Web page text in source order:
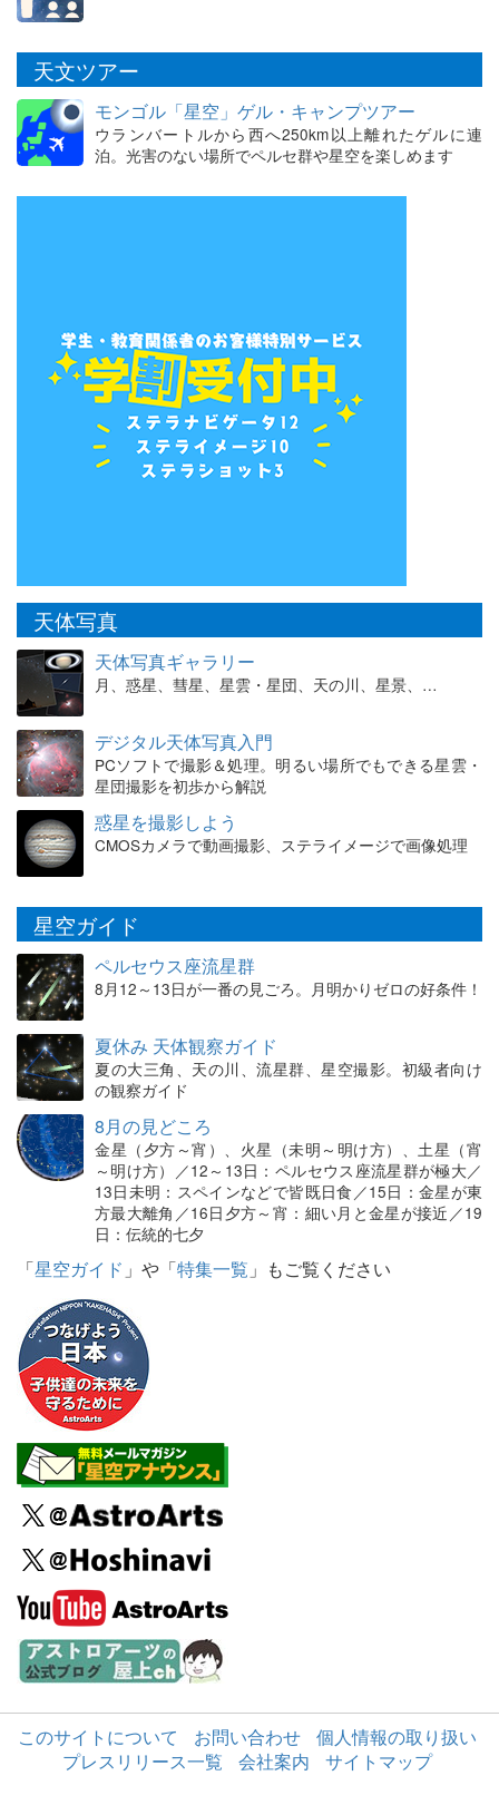
天文ツアー
モンゴル「星空」ゲル・キャンプツアー
ウランバートルから西へ250km以上離れたゲルに連
泊。光害のない場所でペルセ群や星空を楽しめます
天体写真
天体写真ギャラリー
月、惑星、彗星、星雲・星団、天の川、星景、…
デジタル天体写真入門
PCソフトで撮影＆処理。明るい場所でもできる星雲・
星団撮影を初歩から解説
惑星を撮影しよう
CMOSカメラで動画撮影、ステライメージで画像処理
星空ガイド
ペルセウス座流星群
8月12～13日が一番の見ごろ。月明かりゼロの好条件！
夏休み 天体観察ガイド
夏の大三角、天の川、流星群、星空撮影。初級者向け
の観察ガイド
8月の見どころ
金星（夕方～宵）、火星（未明～明け方）、土星（宵
～明け方）／12～13日：ペルセウス座流星群が極大／
13日未明：スペインなどで皆既日食／15日：金星が東
方最大離角／16日夕方～宵：細い月と金星が接近／19
日：伝統的七夕
「星空ガイド 」や「特集一覧 」もご覧ください
このサイトについて お問い合わせ
個人情報の取り扱い
プレスリリース一覧
会社案内 サイトマップ